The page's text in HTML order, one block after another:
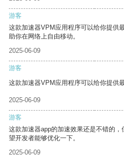
游客
这款加速器VPM应用程序可以给你提供
助你在网络上自由移动。
2025-06-09
游客
这款加速器VPM应用程序可以给你提供
2025-06-09
游客
这款加速器app的加速效果还是不错的
望开发者能够优化一下。
2025-06-09